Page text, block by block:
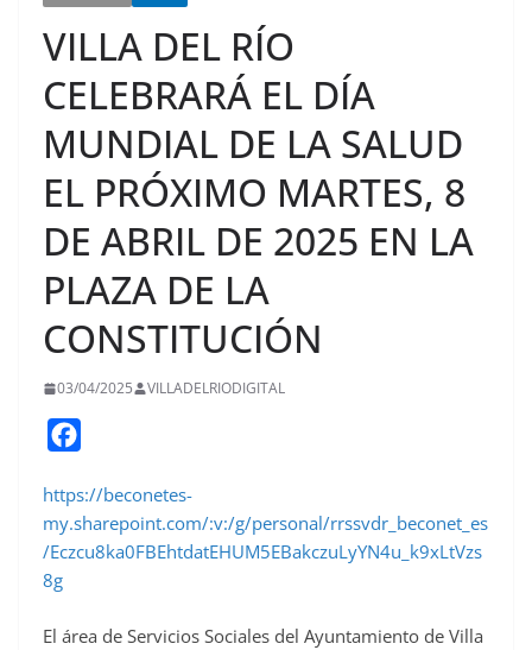
VILLA DEL RÍO
CELEBRARÁ EL DÍA
MUNDIAL DE LA SALUD
EL PRÓXIMO MARTES, 8
DE ABRIL DE 2025 EN LA
PLAZA DE LA
CONSTITUCIÓN
03/04/2025 VILLADELRIODIGITAL
c
e
o
https://beconetes-
my.sharepoint.com/:v:/g/personal/rrssvdr_beconet_es
/Eczcu8ka0FBEhtdatEHUM5EBakczuLyYN4u_k9xLtVzs
8g
El área de Servicios Sociales del Ayuntamiento de Villa